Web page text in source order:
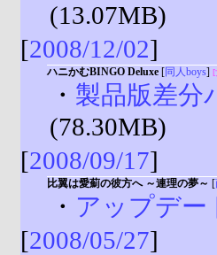
(13.07MB)
[2008/12/02]
ハニかむBINGO Deluxe [同人boys] [
・ 製品版差分
(78.30MB)
[2008/09/17]
比翼は愛薊の彼方へ ～連理の夢～ [
・ アップデー
[2008/05/27]